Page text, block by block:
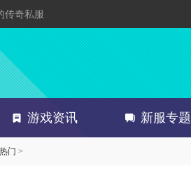
传奇私服
游戏资讯 新服专题
门 >